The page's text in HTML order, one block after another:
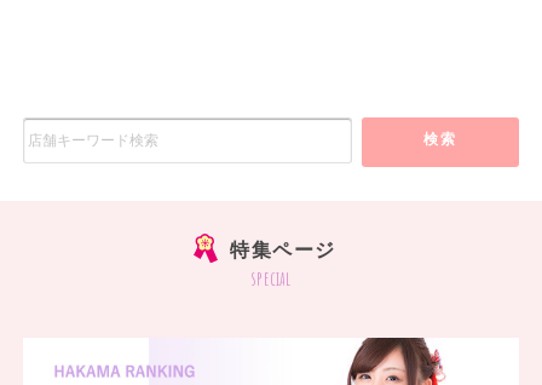
検索
特集ページ
special